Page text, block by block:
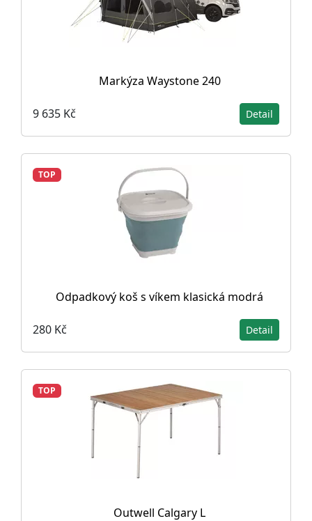
Markýza Waystone 240
9 635 Kč Detail
TOP
Odpadkový koš s víkem klasická modrá
280 Kč Detail
TOP
Outwell Calgary L